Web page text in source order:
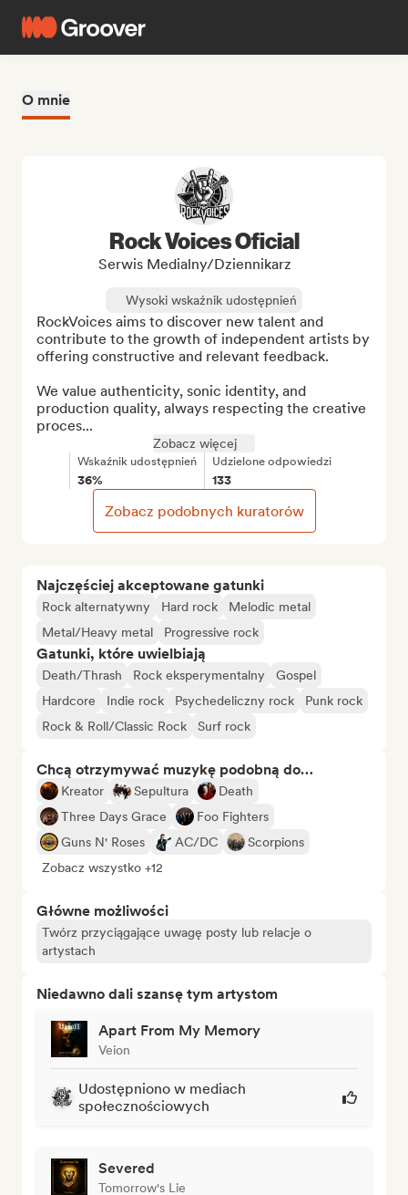
O mnie
Najczęściej akceptowane gatunki
Rock alternatywny Hard rock
Melodic metal
Metal/Heavy metal
Progressive rock
Gatunki, które uwielbiają
Death/Thrash Rock eksperymentalny
Gospel
Hardcore
Indie rock Psychedeliczny rock
Punk rock
Rock & Roll/Classic Rock
Surf rock
Chcą otrzymywać muzykę podobną do…
Kreator Sepultura
Death
Three Days Grace
Foo Fighters
Guns N' Roses
AC/DC
Scorpions
Zobacz wszystko +12
Główne możliwości
Twórz przyciągające uwagę posty lub relacje o
artystach
Niedawno dali szansę tym artystom
Apart From My Memory
Veion
Udostępniono w mediach
społecznościowych
Severed
Tomorrow's Lie
Rock Voices Oficial
Serwis Medialny/Dziennikarz
Wysoki wskaźnik udostępnień
RockVoices aims to discover new talent and
contribute to the growth of independent artists by
offering constructive and relevant feedback.
We value authenticity, sonic identity, and
production quality, always respecting the creative
proces...
Zobacz więcej
Wskaźnik udostępnień
36%
Udzielone odpowiedzi
133
Zobacz podobnych kuratorów